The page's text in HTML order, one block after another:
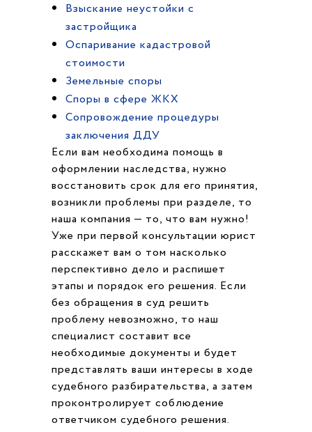
Взыскание неустойки с
застройщика
Оспаривание кадастровой
стоимости
Земельные споры
Споры в сфере ЖКХ
Cопровождение процедуры
заключения ДДУ
Если вам необходима помощь в
оформлении наследства, нужно
восстановить срок для его принятия,
возникли проблемы при разделе, то
наша компания — то, что вам нужно!
Уже при первой консультации юрист
расскажет вам о том насколько
перспективно дело и распишет
этапы и порядок его решения. Если
без обращения в суд решить
проблему невозможно, то наш
специалист составит все
необходимые документы и будет
представлять ваши интересы в ходе
судебного разбирательства, а затем
проконтролирует соблюдение
ответчиком судебного решения.